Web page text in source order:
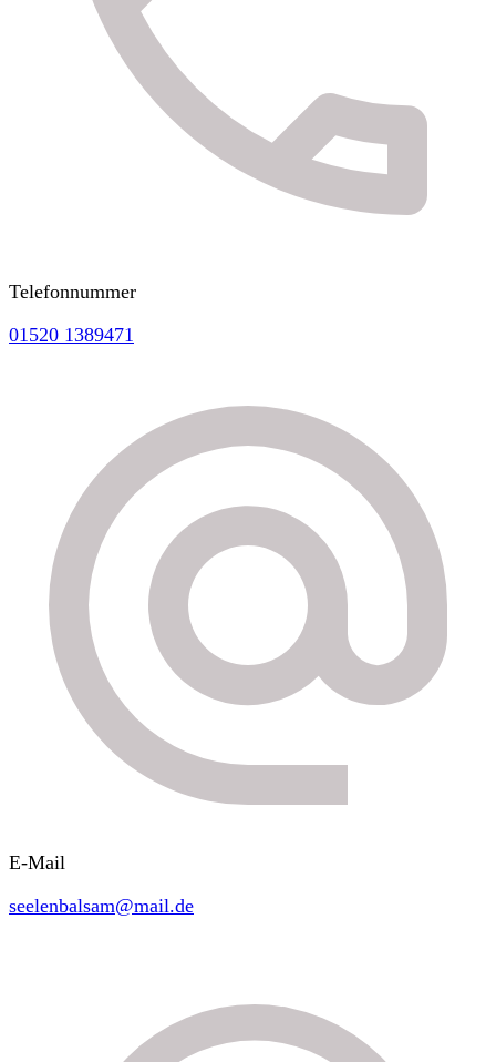
Telefonnummer
01520 1389471
E-Mail
seelenbalsam@mail.de